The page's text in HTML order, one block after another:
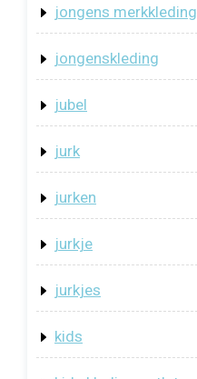
jongens merkkleding
jongenskleding
jubel
jurk
jurken
jurkje
jurkjes
kids